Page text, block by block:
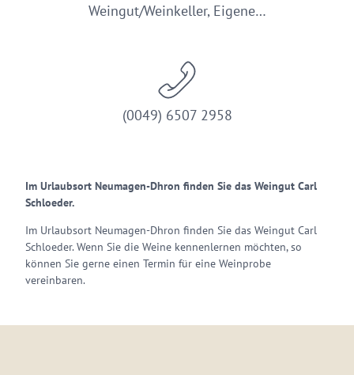
Weingut/Weinkeller, Eigene…
(0049) 6507 2958
Im Urlaubsort Neumagen-Dhron finden Sie das Weingut Carl
Schloeder.
Im Urlaubsort Neumagen-Dhron finden Sie das Weingut Carl
Schloeder. Wenn Sie die Weine kennenlernen möchten, so
können Sie gerne einen Termin für eine Weinprobe
vereinbaren.